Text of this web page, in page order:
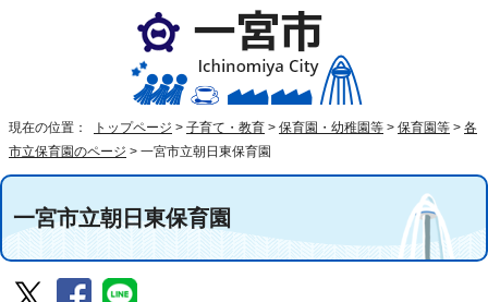
現在の位置： トップページ > 子育て・教育 > 保育園・幼稚園等 > 保育園等 > 各
市立保育園のページ > 一宮市立朝日東保育園
一宮市立朝日東保育園